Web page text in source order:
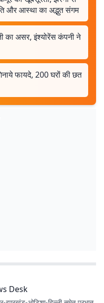
और आस्था का अद्भुत संगम
का असर, इंश्योरेंस कंपनी ने
फायदे, 200 घरों की छत
Desk